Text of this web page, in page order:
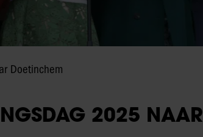
Doetinchem
2025 NAAR